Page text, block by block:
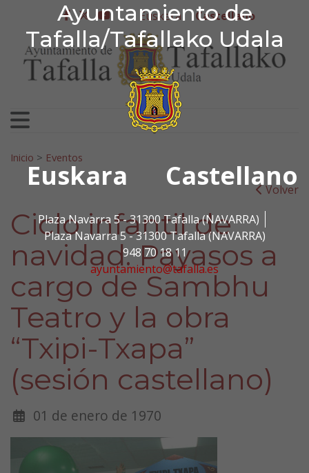
Ayuntamiento de
Tafalla/Tafallako Udala
Euskara Castellano
Plaza Navarra 5 - 31300 Tafalla (NAVARRA)
Plaza Navarra 5 - 31300 Tafalla (NAVARRA)
948 70 18 11
ayuntamiento@tafalla.es
Ir al contenido
Ayuntamiento de
facebook
twitter
youtube
Euskera Castellano
Search for:
Inicio > Eventos
Volver
Ciclo infantil de
navidad. Payasos a
cargo de Sambhu
Teatro y la obra
“Txipi-Txapa”
(sesión castellano)
01 de enero de 1970